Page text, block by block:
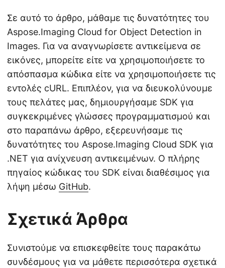
Σε αυτό το άρθρο, μάθαμε τις δυνατότητες του
Aspose.Imaging Cloud for Object Detection in
Images. Για να αναγνωρίσετε αντικείμενα σε
εικόνες, μπορείτε είτε να χρησιμοποιήσετε το
απόσπασμα κώδικα είτε να χρησιμοποιήσετε τις
εντολές cURL. Επιπλέον, για να διευκολύνουμε
τους πελάτες μας, δημιουργήσαμε SDK για
συγκεκριμένες γλώσσες προγραμματισμού και
στο παραπάνω άρθρο, εξερευνήσαμε τις
δυνατότητες του Aspose.Imaging Cloud SDK για
.NET για ανίχνευση αντικειμένων. Ο πλήρης
πηγαίος κώδικας του SDK είναι διαθέσιμος για
λήψη μέσω GitHub.
Σχετικά Άρθρα
Συνιστούμε να επισκεφθείτε τους παρακάτω
συνδέσμους για να μάθετε περισσότερα σχετικά